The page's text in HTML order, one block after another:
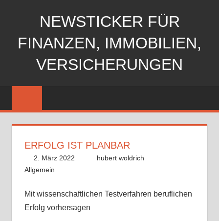
NEWSTICKER FÜR
FINANZEN, IMMOBILIEN,
VERSICHERUNGEN
ERFOLG IST PLANBAR
2. März 2022
hubert woldrich
Allgemein
Mit wissenschaftlichen Testverfahren beruflichen
Erfolg vorhersagen